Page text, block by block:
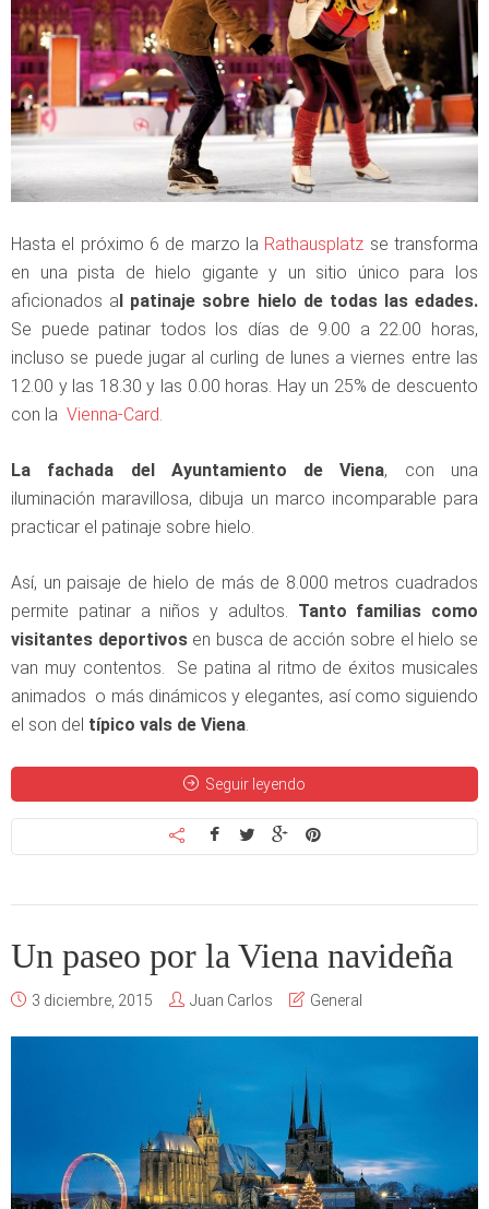
Hasta el próximo 6 de marzo la Rathausplatz se transforma
en una pista de hielo gigante y un sitio único para los
aficionados al patinaje sobre hielo de todas las edades.
Se puede patinar todos los días de 9.00 a 22.00 horas,
incluso se puede jugar al curling de lunes a viernes entre las
12.00 y las 18.30 y las 0.00 horas. Hay un 25% de descuento
con la Vienna-Card.
La fachada del Ayuntamiento de Viena, con una
iluminación maravillosa, dibuja un marco incomparable para
practicar el patinaje sobre hielo.
Así, un paisaje de hielo de más de 8.000 metros cuadrados
permite patinar a niños y adultos. Tanto familias como
visitantes deportivosen busca de acción sobre el hielo se
van muy contentos. Se patina al ritmo de éxitos musicales
animados o más dinámicos y elegantes, así como siguiendo
el son del típico vals de Viena.
Seguir leyendo
Un paseo por la Viena navideña
3 diciembre, 2015 Juan Carlos General